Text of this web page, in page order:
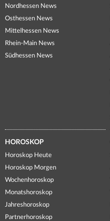
Nordhessen News
Osthessen News
Mittelhessen News
Rhein-Main News
Südhessen News
HOROSKOP
Horoskop Heute
Horoskop Morgen
Wochenhoroskop
Monatshoroskop
Jahreshoroskop
Partnerhoroskop